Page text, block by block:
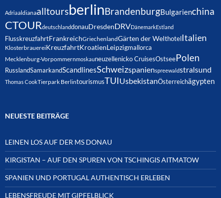
AdriaaldianaalltoursberlinBrandenburgBulgarienchina
CTOURdeutschlanddonauDresdenDRVDänemarkEstland
FlusskreuzfahrtFrankreichGriechenlandGärten der Welthotel Italien
KlosterbrauereiKreuzfahrtKroatienLeipzigmallorca
Mecklenburg-Vorpommernmoskauneuzellenicko CruisesOstseePolen
RusslandSamarkandScandlinesSchweizspanienspreewaldstralsund
Thomas CookTierpark BerlintourismusTUIUsbekistanÖsterreichägypten
NEUESTE BEITRÄGE
LEINEN LOS AUF DER MS DONAU
KIRGISTAN – AUF DEN SPUREN VON TSCHINGIS AITMATOW
SPANIEN UND PORTUGAL AUTHENTISCH ERLEBEN
LEBENSFREUDE MIT GIPFELBLICK